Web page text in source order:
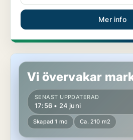
Mer info
Butikslokal i Västerort
Vi övervakar
SENAST UPPDATERAD
17:56 • 24 juni
Skapad 1 mo Ca. 210 m2